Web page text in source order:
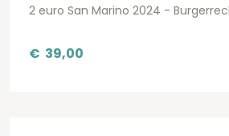
2 euro San Marino 2024 -
€ 39,00